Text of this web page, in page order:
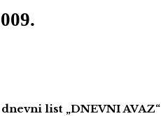
list „DNEVNI AVAZ“